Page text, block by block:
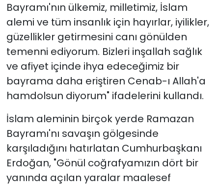
Bayramı'nın ülkemiz, milletimiz, İslam
alemi ve tüm insanlık için hayırlar, iyilikler,
güzellikler getirmesini canı gönülden
temenni ediyorum. Bizleri inşallah sağlık
ve afiyet içinde ihya edeceğimiz bir
bayrama daha eriştiren Cenab-ı Allah'a
hamdolsun diyorum" ifadelerini kullandı.
İslam aleminin birçok yerde Ramazan
Bayramı'nı savaşın gölgesinde
karşıladığını hatırlatan Cumhurbaşkanı
Erdoğan, "Gönül coğrafyamızın dört bir
yanında açılan yaralar maalesef